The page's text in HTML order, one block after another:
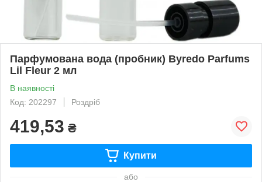
Парфумована вода (пробник) Byredo Parfums
Lil Fleur 2 мл
В наявності
Код: 202297
Роздріб
419,53 ₴
Купити
або